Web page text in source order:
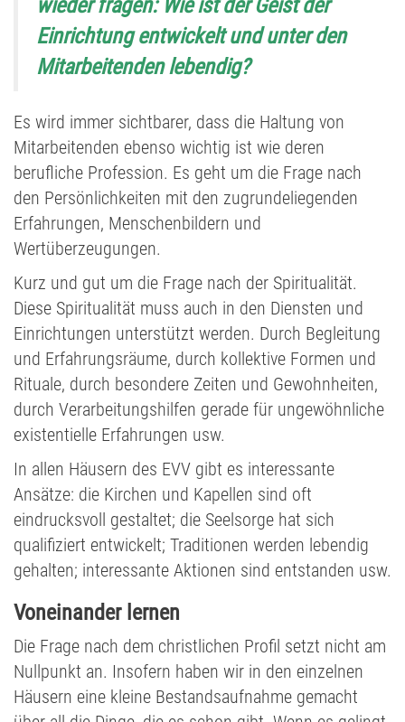
wieder fragen: Wie ist der Geist der
Einrichtung entwickelt und unter den
Mitarbeitenden lebendig?
Es wird immer sichtbarer, dass die Haltung von
Mitarbeitenden ebenso wichtig ist wie deren
berufliche Profession. Es geht um die Frage nach
den Persönlichkeiten mit den zugrundeliegenden
Erfahrungen, Menschenbildern und
Wertüberzeugungen.
Kurz und gut um die Frage nach der Spiritualität.
Diese Spiritualität muss auch in den Diensten und
Einrichtungen unterstützt werden. Durch Begleitung
und Erfahrungsräume, durch kollektive Formen und
Rituale, durch besondere Zeiten und Gewohnheiten,
durch Verarbeitungshilfen gerade für ungewöhnliche
existentielle Erfahrungen usw.
In allen Häusern des EVV gibt es interessante
Ansätze: die Kirchen und Kapellen sind oft
eindrucksvoll gestaltet; die Seelsorge hat sich
qualifiziert entwickelt; Traditionen werden lebendig
gehalten; interessante Aktionen sind entstanden usw.
Voneinander lernen
Die Frage nach dem christlichen Profil setzt nicht am
Nullpunkt an. Insofern haben wir in den einzelnen
Häusern eine kleine Bestandsaufnahme gemacht